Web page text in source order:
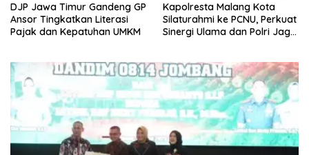
DJP Jawa Timur Gandeng GP
Ansor Tingkatkan Literasi
Pajak dan Kepatuhan UMKM
Kapolresta Malang Kota
Silaturahmi ke PCNU, Perkuat
Sinergi Ulama dan Polri Jaga